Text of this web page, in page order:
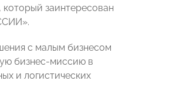
заинтересован
с малым бизнесом
бизнес-миссию в
и логистических